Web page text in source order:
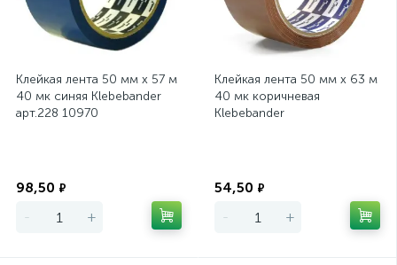
Клейкая лента 50 мм х 57 м
40 мк синяя Klebebander
арт.228 10970
98,50 ₽
- +
Клейкая лента 50 мм х 63 м
40 мк коричневая
Klebebander
54,50 ₽
- +